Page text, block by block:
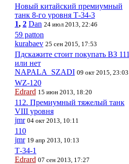
Новый китайский премиумный
танк 8-го уровня Т-34-3
1, 2 Dan 24 июл 2013, 22:46
59 patton
kurabaev 25 сен 2015, 17:53
Пдскажите стоит покупать ВЗ 111
или нет
NAPALA_SZADI 09 окт 2015, 23:03
WZ-120
Edrard 15 июн 2013, 18:20
112. Премиумный тяжелый танк
VIII уровня
jmr 04 окт 2013, 10:11
110
jmr 19 апр 2013, 10:13
Т-34-1
Edrard 07 сен 2013, 17:27